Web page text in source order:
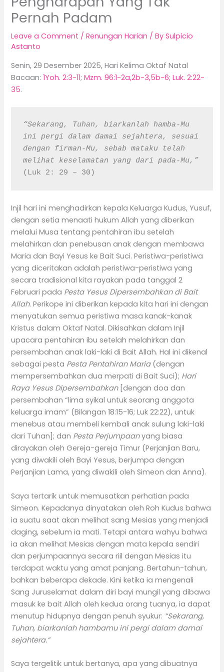
Pernah Padam
Leave a Comment /Renungan Harian / BySulpicio
Astanto
Senin, 29 Desember 2025, Hari Kelima Oktaf Natal
Bacaan:1Yoh. 2:3-11;Mzm. 96:1-2a,2b-3,5b-6;Luk. 2:22-
35.
“Sekarang, Tuhan, biarkanlah hamba-Mu
ini pergi dalam damai sejahtera, sesuai
dengan firman-Mu, sebab mataku telah
melihat keselamatan yang dari pada-Mu,”
(Luk 2: 29 – 30)
Injil hari ini menghadirkan kepala Keluarga Kudus, Yusuf,
dengan setia menaati hukum Allah yang diberikan
melalui Musa tentang pentahiran ibu setelah
melahirkan dan penebusan anak dengan membawa
Maria dan Bayi Yesus ke Bait Suci. Peristiwa-peristiwa
yang diceritakan adalah peristiwa-peristiwa yang
secara tradisional kita rayakan pada tanggal 2
Februari pada Pesta Yesus Dipersembahkan di Bait
Allah. Perikope ini diberikan kepada kita hari ini dengan
menyatukan semua peristiwa masa kanak-kanak
Kristus dalam Oktaf Natal. Dikisahkan dalam Injil
upacara pentahiran ibu setelah melahirkan dan
persembahan anak laki-laki di Bait Allah. Hal ini dikenal
sebagai pesta Pesta Pentahiran Maria(dengan
mempersembahkan dua merpati di Bait Suci); Hari
Raya Yesus Dipersembahkan[dengan doa dan
persembahan “lima syikal untuk seorang anggota
keluarga imam” (Bilangan 18:15-16; Luk 22:22), untuk
menebus atau membeli kembali anak sulung laki-laki
dari Tuhan]; dan Pesta Perjumpaanyang biasa
dirayakan oleh Gereja-gereja Timur (Perjanjian Baru,
yang diwakili oleh Bayi Yesus, berjumpa dengan
Perjanjian Lama, yang diwakili oleh Simeon dan Anna).
Saya tertarik untuk memusatkan perhatian pada
Simeon. Kepadanya dinyatakan oleh Roh Kudus bahwa
ia suatu saat akan melihat sang Mesias yang menjadi
daging, sebelum ia mati. Tetapi antara wahyu bahwa
ia akan melihat Mesias dengan mata kepala sendiri
dan perjumpaannya secara riil dengan Mesias itu
terdapat waktu yang amat panjang. Bertahun-tahun,
bahkan beberapa dekade. Kini ketika ia mengenali
Sang Juruselamat dalam diri bayi mungil yang dibawa
masuk ke bait Allah oleh kedua orang tuanya, ia dapat
menutup hidupnya dengan penuh syukur: “Sekarang,
Tuhan, biarkanlah hambamu ini pergi dalam damai
sejahtera.”
Saya tergelitik untuk bertanya, apa yang dibuatnya